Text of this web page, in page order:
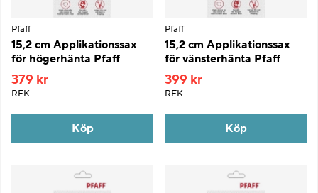
Pfaff
15,2 cm Applikationssax
för högerhänta Pfaff
379 kr
REK.
Köp
Pfaff
15,2 cm Applikationssax
för vänsterhänta Pfaff
399 kr
REK.
Köp